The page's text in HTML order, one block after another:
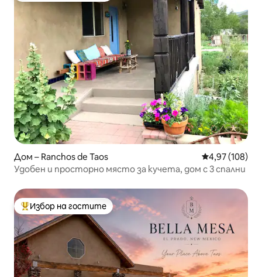
Дом – Ranchos de Taos Средна
4,97 (108)
Удобен и просторно място за кучета, дом с 3 спални
Най-популярен избор на гостите
Избор на гостите